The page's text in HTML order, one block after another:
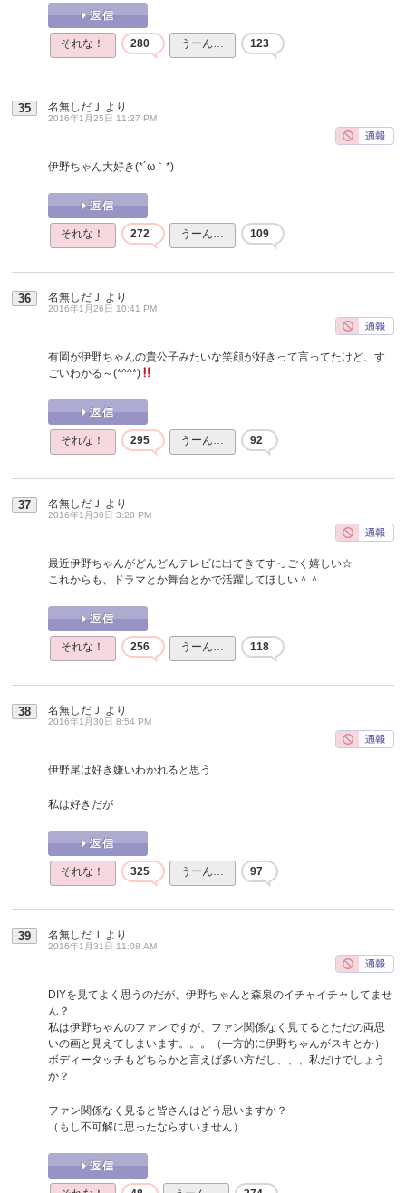
それな！ 280 うーん… 123
35 名無しだＪ より
2016年1月25日 11:27 PM
伊野ちゃん大好き(*´ω｀*)
それな！ 272 うーん… 109
36 名無しだＪ より
2016年1月26日 10:41 PM
有岡が伊野ちゃんの貴公子みたいな笑顔が好きって言ってたけど、す
ごいわかる～(*^^*)
それな！ 295 うーん… 92
37 名無しだＪ より
2016年1月30日 3:28 PM
最近伊野ちゃんがどんどんテレビに出てきてすっごく嬉しい☆
これからも、ドラマとか舞台とかで活躍してほしい＾＾
それな！ 256 うーん… 118
38 名無しだＪ より
2016年1月30日 8:54 PM
伊野尾は好き嫌いわかれると思う
私は好きだが
それな！ 325 うーん… 97
39 名無しだＪ より
2016年1月31日 11:08 AM
DIYを見てよく思うのだが、伊野ちゃんと森泉のイチャイチャしてませ
ん？
私は伊野ちゃんのファンですが、ファン関係なく見てるとただの両思
いの画と見えてしまいます。。。（一方的に伊野ちゃんがスキとか）
ボディータッチもどちらかと言えば多い方だし、、、私だけでしょう
か？
ファン関係なく見ると皆さんはどう思いますか？
（もし不可解に思ったならすいません）